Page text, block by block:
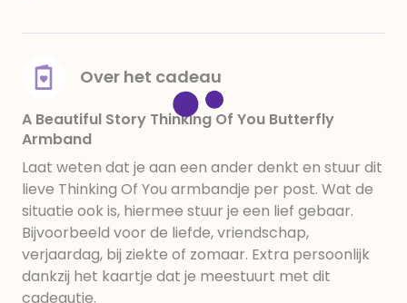
Over het cadeau
A Beautiful Story Thinking Of You Butterfly
Armband
Laat weten dat je aan een ander denkt en stuur dit
lieve Thinking Of You armbandje per post. Wat de
situatie ook is, hiermee stuur je een lief gebaar.
Bijvoorbeeld voor de liefde, vriendschap,
verjaardag, bij ziekte of zomaar. Extra persoonlijk
dankzij het kaartje dat je meestuurt met dit
cadeautje.